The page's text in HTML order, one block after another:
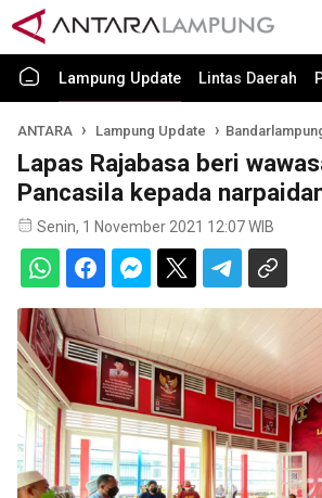
Lampung Update Lintas Daerah
ANTARA Lampung Update
Lapas Rajabasa beri
Pancasila kepada
Senin, 1 November 2021 12:07 WIB